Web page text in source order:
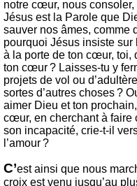
notre cœur, nous
Jésus est la Parole que
sauver nos âmes, comme
pourquoi Jésus insiste
à la porte de ton cœur, toi,
ton cœur ? Laisses-tu y
projets de vol ou
sortes d’autres choses ?
aimer Dieu et ton
cœur, en cherchant à faire
son incapacité, crie-t-il
l’amour ?
C’est ainsi que nous
croix est venu jusqu’au